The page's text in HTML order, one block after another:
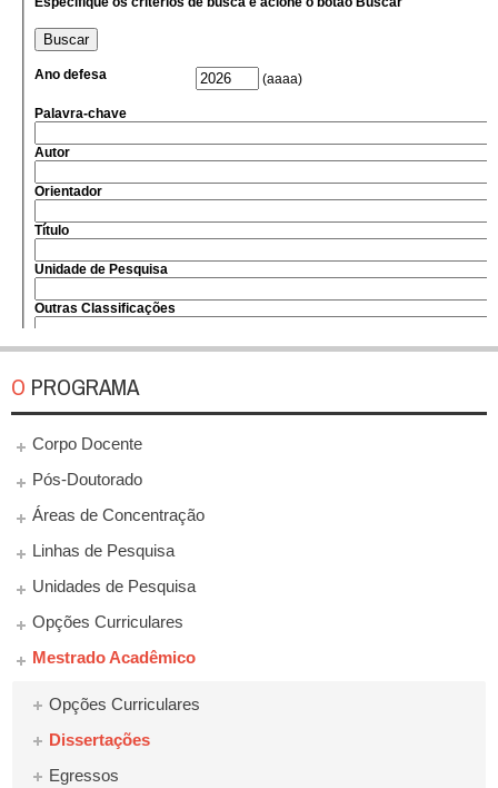
O PROGRAMA
Corpo Docente
Pós-Doutorado
Áreas de Concentração
Linhas de Pesquisa
Unidades de Pesquisa
Opções Curriculares
Mestrado Acadêmico
Opções Curriculares
Dissertações
Egressos